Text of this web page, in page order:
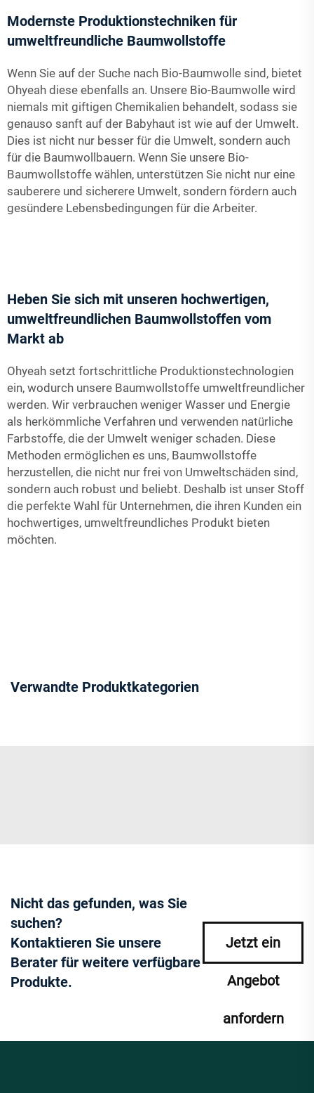
Modernste Produktionstechniken für
umweltfreundliche Baumwollstoffe
Wenn Sie auf der Suche nach Bio-Baumwolle sind, bietet
Ohyeah diese ebenfalls an. Unsere Bio-Baumwolle wird
niemals mit giftigen Chemikalien behandelt, sodass sie
genauso sanft auf der Babyhaut ist wie auf der Umwelt.
Dies ist nicht nur besser für die Umwelt, sondern auch
für die Baumwollbauern. Wenn Sie unsere Bio-
Baumwollstoffe wählen, unterstützen Sie nicht nur eine
sauberere und sicherere Umwelt, sondern fördern auch
gesündere Lebensbedingungen für die Arbeiter.
Heben Sie sich mit unseren hochwertigen,
umweltfreundlichen Baumwollstoffen vom
Markt ab
Ohyeah setzt fortschrittliche Produktionstechnologien
ein, wodurch unsere Baumwollstoffe umweltfreundlicher
werden. Wir verbrauchen weniger Wasser und Energie
als herkömmliche Verfahren und verwenden natürliche
Farbstoffe, die der Umwelt weniger schaden. Diese
Methoden ermöglichen es uns, Baumwollstoffe
herzustellen, die nicht nur frei von Umweltschäden sind,
sondern auch robust und beliebt. Deshalb ist unser Stoff
die perfekte Wahl für Unternehmen, die ihren Kunden ein
hochwertiges, umweltfreundliches Produkt bieten
möchten.
Verwandte Produktkategorien
Nicht das gefunden, was Sie
suchen?
Kontaktieren Sie unsere
Berater für weitere verfügbare
Produkte.
Jetzt ein
Angebot
anfordern